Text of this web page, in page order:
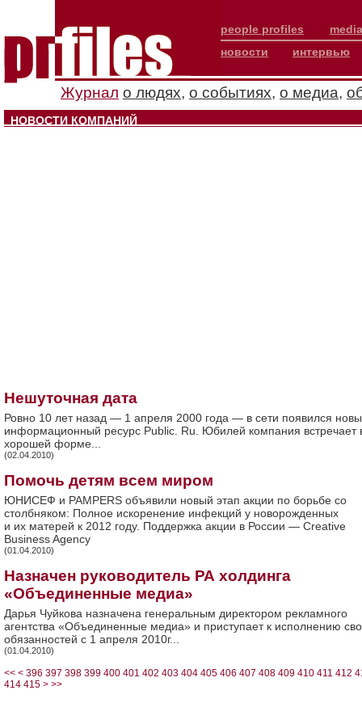
people profiles
новости
интервью
Журнал о людях, о событиях, о медиа,
НОВОСТИ КОМПАНИЙ
Нешуточная дата
Ровно 10 лет назад — 1 апреля 2000 года — в сети появился
информационный ресурс Public. Ru. Юбилей компания встречает
хорошей форме...
(02.04.2010)
Помочь детям всем миром
ЮНИСЕФ и PAMPERS объявили новый этап акции по борьбе со
столбняком: Полное искоренение инфекций у новорожденных
и их матерей к 2012 году. Поддержка акции в России — Creative
Business Agency
(01.04.2010)
Назначен руководитель РА холдинга
«Объединенные медиа»
Дарья Чуйкова назначена генеральным директором рекламного
агентства «Объединенные медиа» и приступает к исполнению
обязанностей с 1 апреля 2010г...
(01.04.2010)
<< < 396 397 398 399 400 401 402 403 404 405 406 407 408 409 410 411 412
414 415 > >>